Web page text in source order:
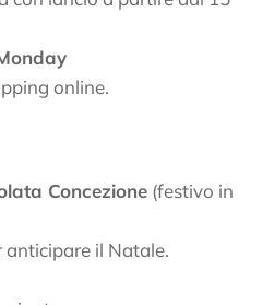
online.
Concezione (festivo in
il Natale.